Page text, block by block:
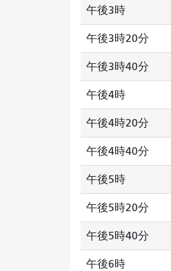
午後3時
午後3時20分
午後3時40分
午後4時
午後4時20分
午後4時40分
午後5時
午後5時20分
午後5時40分
午後6時